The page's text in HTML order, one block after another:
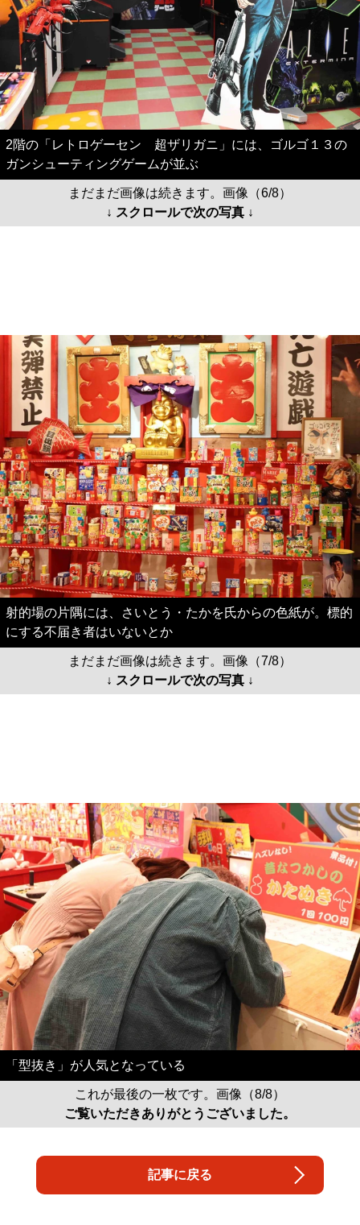
2階の「レトロゲーセン 超ザリガニ」には、ゴルゴ１３の
ガンシューティングゲームが並ぶ
まだまだ画像は続きます。画像（6/8）
↓ スクロールで次の写真 ↓
射的場の片隅には、さいとう・たかを氏からの色紙が。標的
にする不届き者はいないとか
まだまだ画像は続きます。画像（7/8）
↓ スクロールで次の写真 ↓
「型抜き」が人気となっている
これが最後の一枚です。画像（8/8）
ご覧いただきありがとうございました。
記事に戻る